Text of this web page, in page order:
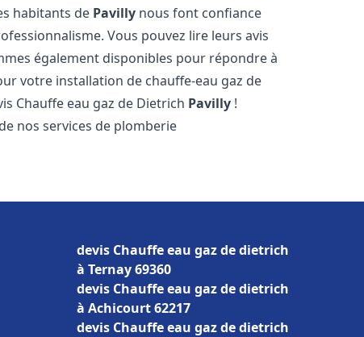
habitants de Pavilly nous font confiance
Vous pouvez lire leurs avis
également disponibles pour répondre à
votre installation de chauffe-eau gaz de
Chauffe eau gaz de Dietrich Pavilly !
nos services de plomberie
devis Chauffe eau gaz de dietrich
à Ternay 69360
devis Chauffe eau gaz de dietrich
à Achicourt 62217
devis Chauffe eau gaz de dietrich